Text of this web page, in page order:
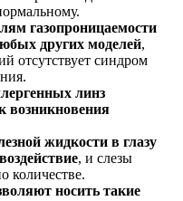
газопроницаемости
других моделей,
отсутствует синдром
линз
возникновения
жидкости в глазу
, и слезы
количестве.
носить такие